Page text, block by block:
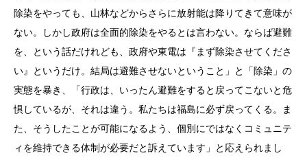
除染をやっても、山林などからさらに放射能は降りてきて意味が
ない。しかし政府は全面的除染をやるとは言わない。ならば避難
を、という話だけれども、政府や東電は『まず除染させてくださ
い』というだけ。結局は避難させないということ」と「除染」の
実態を暴き、「行政は、いったん避難をすると戻ってこないと危
惧しているが、それは違う。私たちは福島に必ず戻ってくる。ま
た、そうしたことが可能になるよう、個別にではなくコミュニテ
ィを維持できる体制が必要だと訴えています」と応えられまし